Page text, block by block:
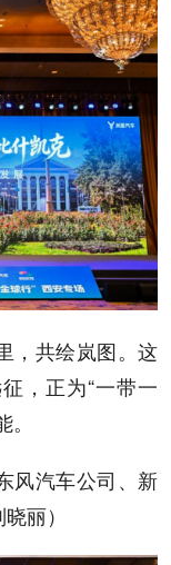
，共绘岚图。这
，正为“一带一
风汽车公司、新
丽）